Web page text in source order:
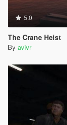
5.0
The Crane Heist
By avivr